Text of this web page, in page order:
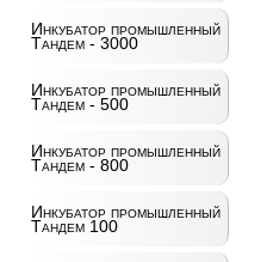
Инкубатор промышленный
Тандем - 3000
Инкубатор промышленный
Тандем - 500
Инкубатор промышленный
Тандем - 800
Инкубатор промышленный
Тандем 100